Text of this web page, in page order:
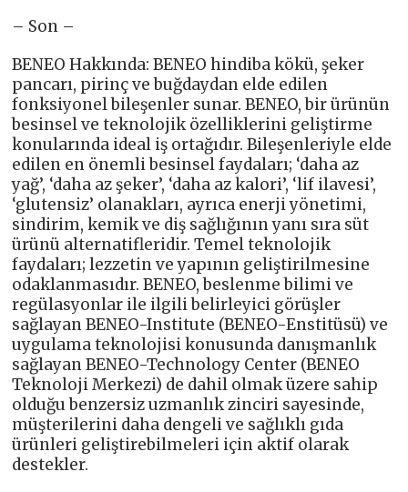
– Son –
BENEO Hakkında: BENEO hindiba kökü, şeker
pancarı, pirinç ve buğdaydan elde edilen
fonksiyonel bileşenler sunar. BENEO, bir ürünün
besinsel ve teknolojik özelliklerini geliştirme
konularında ideal iş ortağıdır. Bileşenleriyle elde
edilen en önemli besinsel faydaları; ‘daha az
yağ’, ‘daha az şeker’, ‘daha az kalori’, ‘lif ilavesi’,
‘glutensiz’ olanakları, ayrıca enerji yönetimi,
sindirim, kemik ve diş sağlığının yanı sıra süt
ürünü alternatifleridir. Temel teknolojik
faydaları; lezzetin ve yapının geliştirilmesine
odaklanmasıdır. BENEO, beslenme bilimi ve
regülasyonlar ile ilgili belirleyici görüşler
sağlayan BENEO-Institute (BENEO-Enstitüsü) ve
uygulama teknolojisi konusunda danışmanlık
sağlayan BENEO-Technology Center (BENEO
Teknoloji Merkezi) de dahil olmak üzere sahip
olduğu benzersiz uzmanlık zinciri sayesinde,
müşterilerini daha dengeli ve sağlıklı gıda
ürünleri geliştirebilmeleri için aktif olarak
destekler.